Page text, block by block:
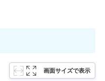
画面サイズで表示